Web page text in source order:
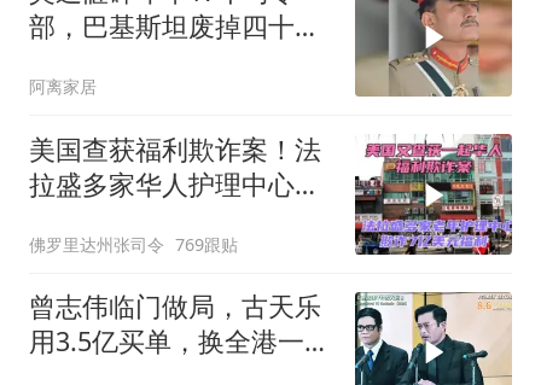
部，巴基斯坦废掉四十年
变天
阿离家居
美国查获福利欺诈案！法
拉盛多家华人护理中心欺
佛罗里达州张司令 769跟贴
曾志伟临门做局，古天乐
用3.5亿买单，换全港一声